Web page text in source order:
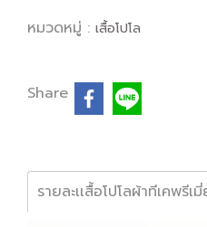
หมวดหมู่ : เสื้อโปโล
Share